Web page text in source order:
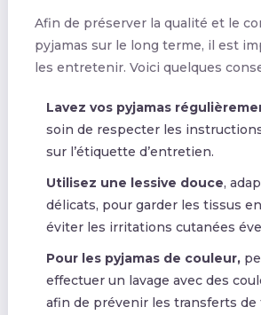
Afin de préserver la qualité et le
pyjamas sur le long terme, il est
les entretenir. Voici quelques
Lavez vos pyjamas
soin de respecter les
sur l’étiquette d’entretien.
Utilisez une lessive douce,
délicats, pour garder les tissus
éviter les irritations cutanées
Pour les pyjamas de couleur,
effectuer un lavage avec des
afin de prévenir les transferts de